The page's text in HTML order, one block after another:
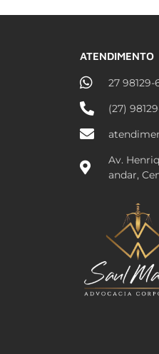
ATENDIMENTO
27 98129-
(27)
Av.
andar,